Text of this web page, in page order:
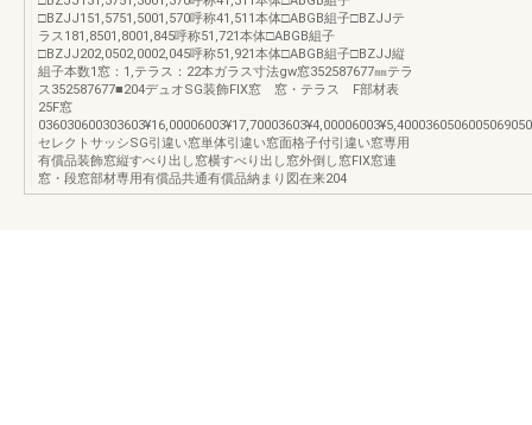
□BZJJ151,5751,5001,570呼称41,511本体□ABGB組子□BZJJテ
ラス181,8501,8001,845呼称51,721本体□ABGB組子
□BZJJ202,0502,0002,045呼称51,921本体□ABGB組子□BZJJ縦
組子本数1窓：1,テラス：22本ガラス寸法gw窓352587677㎜テラ
ス352587677■204デュオSG装飾FIX窓 窓・テラス F部材表
25F窓
セレクトサッシSG引違い窓単体引違い窓面格子付引違い窓専用
有償品装飾窓縦すべり出し窓横すべり出し窓外倒し窓FIX窓連
窓・段窓部材専用有償品共通有償品納まり図在来204